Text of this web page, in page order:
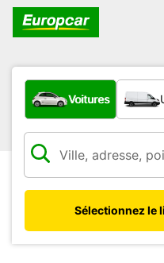
Quel type de véhicule ?
Voitures
Sélectionnez le